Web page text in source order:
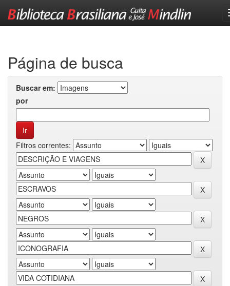
Página de busca
Buscar em:
por
Filtros correntes: